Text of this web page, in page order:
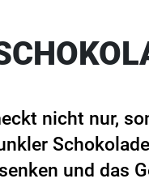
nicht nur,
und das